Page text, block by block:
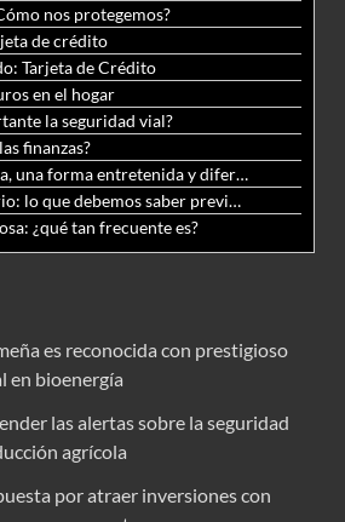
nos protegemos?
de crédito
Tarjeta de Crédito
en el hogar
la seguridad vial?
finanzas?
8. Diego Te lo Explica, una forma entretenida y diferente de aprender matemáticas y ciencias
9. Crédito hipotecario: lo que debemos saber previo a adquirir nuestra vivienda
¿qué tan frecuente es?
es reconocida con prestigioso
en bioenergía
las alertas sobre la seguridad
agrícola
por atraer inversiones con